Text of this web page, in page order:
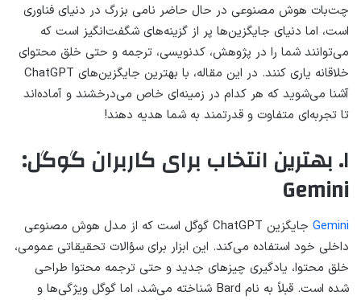
چت‌بات هوش مصنوعی در حال حاضر نامی بزرگ در دنیای فناوری
است، اما دنیای جایگزین‌ها پر از گزینه‌های شگفت‌انگیز است که
می‌توانند شما را در پژوهش، کدنویسی، ترجمه و حتی خلق محتوای
خلاقانه یاری کنند. در این مقاله، با بهترین جایگزین‌های ChatGPT
آشنا می‌شوید که هر کدام در زمینه‌ای خاص می‌درخشند و آماده‌اند
تا تجربه‌ای متفاوت و قدرتمند به شما هدیه دهند!
۱. بهترین انتخاب برای کاربران گوگل:
Gemini
Gemini
جایگزین ChatGPT گوگل است که از مدل هوش مصنوعی
داخلی خود استفاده می‌کند. این ابزار برای سؤالات تحقیقاتی عمومی،
خلق محتوا، یادگیری چیزهای جدید و حتی ترجمه محتوا طراحی
شده است. قبلاً به نام Bard شناخته می‌شد، اما گوگل ویژگی‌ها و